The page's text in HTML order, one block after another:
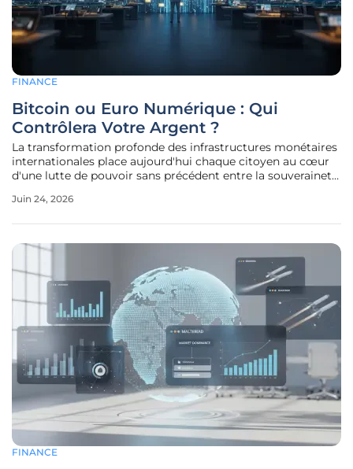
FINANCE
Bitcoin ou Euro Numérique : Qui
Contrôlera Votre Argent ?
La transformation profonde des infrastructures monétaires
internationales place aujourd'hui chaque citoyen au cœur
d'une lutte de pouvoir sans précédent entre la souveraineté
basculement technologique, qui s'accélère à une vitesse
Juin 24, 2026
FINANCE